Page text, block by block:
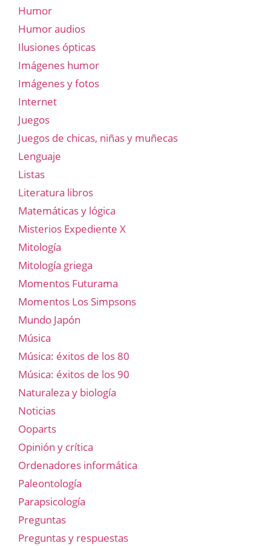
Humor
Humor audios
Ilusiones ópticas
Imágenes humor
Imágenes y fotos
Internet
Juegos
Juegos de chicas, niñas y muñecas
Lenguaje
Listas
Literatura libros
Matemáticas y lógica
Misterios Expediente X
Mitología
Mitología griega
Momentos Futurama
Momentos Los Simpsons
Mundo Japón
Música
Música: éxitos de los 80
Música: éxitos de los 90
Naturaleza y biología
Noticias
Ooparts
Opinión y crítica
Ordenadores informática
Paleontología
Parapsicología
Preguntas
Preguntas y respuestas